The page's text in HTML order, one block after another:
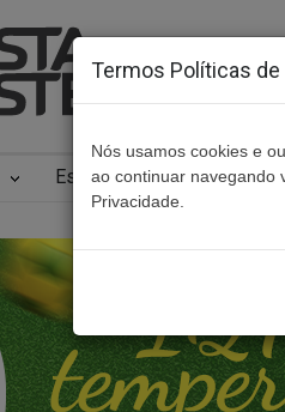
Especiais Cidades
Termos Políticas de
Nós usamos cookies e
ao continuar navegando
Privacidade.